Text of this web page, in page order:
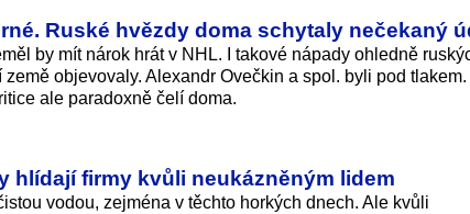
Ruské hvězdy doma schytaly nečekaný
by mít nárok hrát v NHL. I takové nápady ohledně
objevovaly. Alexandr Ovečkin a spol. byli pod tlakem.
ale paradoxně čelí doma.
hlídají firmy kvůli neukázněným lidem
vodou, zejména v těchto horkých dnech. Ale kvůli